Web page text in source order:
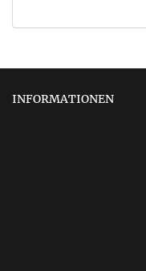
INFORMATIONEN